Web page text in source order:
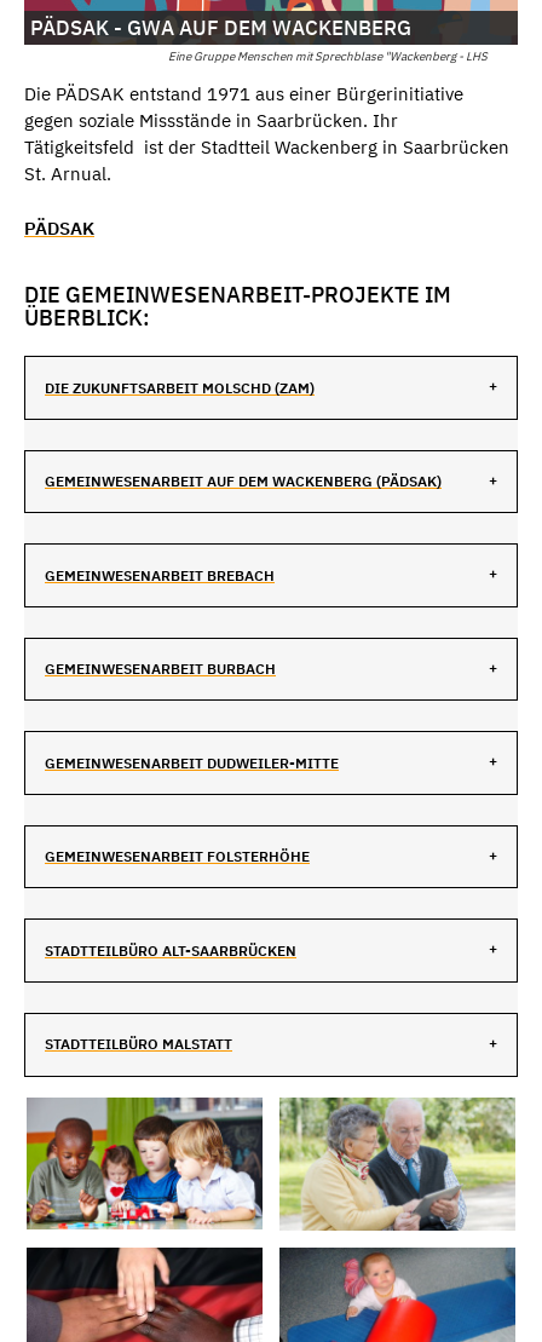
Eine Gruppe Menschen mit Sprechblase "Wackenberg - LHS
PÄDSAK - GWA AUF DEM WACKENBERG
Die PÄDSAK entstand 1971 aus einer Bürgerinitiative
gegen soziale Missstände in Saarbrücken. Ihr
Tätigkeitsfeld ist der Stadtteil Wackenberg in Saarbrücken
St. Arnual.
PÄDSAK
DIE GEMEINWESENARBEIT-PROJEKTE IM
ÜBERBLICK:
DIE ZUKUNFTSARBEIT MOLSCHD (ZAM)
GEMEINWESENARBEIT AUF DEM WACKENBERG (PÄDSAK)
GEMEINWESENARBEIT BREBACH
GEMEINWESENARBEIT BURBACH
GEMEINWESENARBEIT DUDWEILER-MITTE
GEMEINWESENARBEIT FOLSTERHÖHE
STADTTEILBÜRO ALT-SAARBRÜCKEN
STADTTEILBÜRO MALSTATT